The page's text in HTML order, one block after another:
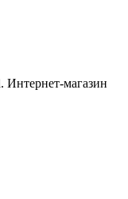
Интернет-магазин